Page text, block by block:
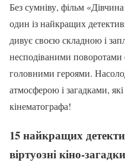
Без сумніву, фільм
один із найкращих
дивує своєю складною і
несподіваними
головними героями.
атмосферою і загадками,
кінематографа!
15 найкращих
віртуозні кіно-